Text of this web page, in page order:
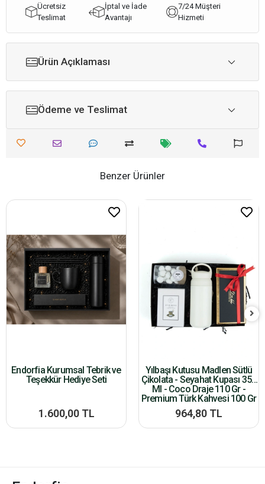
Ücretsiz
Teslimat
İptal ve İade
Avantajı
7/24 Müşteri
Hizmeti
Ürün Açıklaması
Ödeme ve Teslimat
Benzer Ürünler
Endorfia Kurumsal Tebrik ve
Teşekkür Hediye Seti
1.600,00 TL
Yılbaşı Kutusu Madlen Sütlü
Çikolata - Seyahat Kupası 350
Ml - Coco Draje 110 Gr -
Premium Türk Kahvesi 100 Gr
964,80 TL